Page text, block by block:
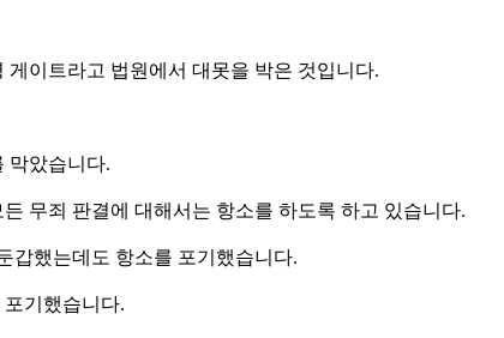
이트라고 법원에서 대못을 박은 것입니다.
막았습니다.
무죄 판결에 대해서는 항소를 하도록 하고 있습니다.
갑했는데도 항소를 포기했습니다.
기했습니다.